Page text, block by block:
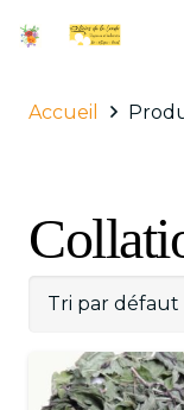
Accueil